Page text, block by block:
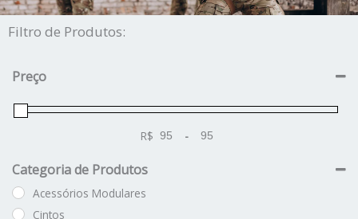
Filtro de Produtos:
Preço
R$ -
Categoria de Produtos
Acessórios Modulares
Cintos